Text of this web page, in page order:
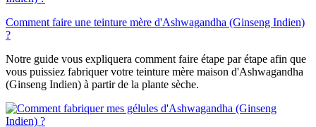
Comment faire une teinture mère d'Ashwagandha (Ginseng Indien)
?
Notre guide vous expliquera comment faire étape par étape afin que
vous puissiez fabriquer votre teinture mère maison d'Ashwagandha
(Ginseng Indien) à partir de la plante sèche.